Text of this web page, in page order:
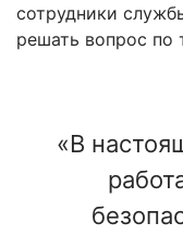
сотрудники
решать вопрос по
«В